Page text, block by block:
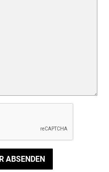
ABSENDEN